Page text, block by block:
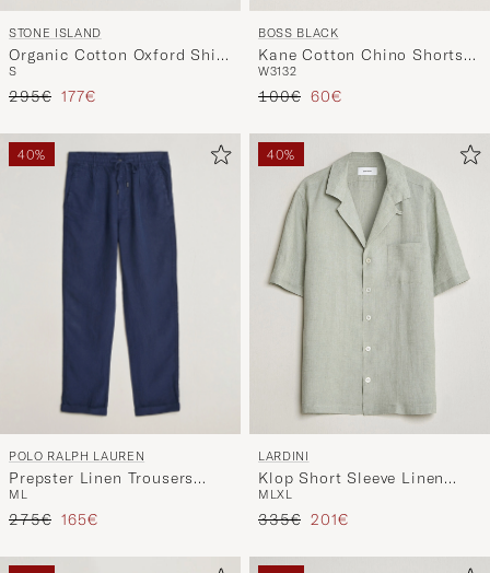
STONE ISLAND
Organic Cotton Oxford Shirt
Ivory
S
Precio ordinario
295€ Precio reducido
177€
BOSS BLACK
Kane Cotton Chino Shorts
Dark Blue
W3132
Precio ordinario
100€ Precio reducido
60€
40%
POLO RALPH LAUREN
Prepster Linen Trousers
Newport Navy
M L
Precio ordinario
275€ Precio reducido
165€
40%
LARDINI
Klop Short Sleeve Linen
Resort Shirt Light Green
M LXL
Precio ordinario
335€ Precio reducido
201€